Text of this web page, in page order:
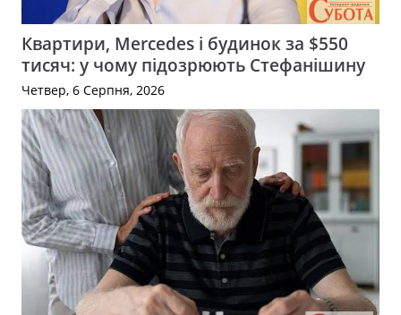
Квартири, Mercedes і будинок за $550
тисяч: у чому підозрюють Стефанішину
Четвер, 6 Серпня, 2026